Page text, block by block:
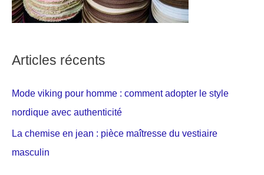
Articles récents
Mode viking pour homme : comment adopter le style
nordique avec authenticité
La chemise en jean : pièce maîtresse du vestiaire
masculin